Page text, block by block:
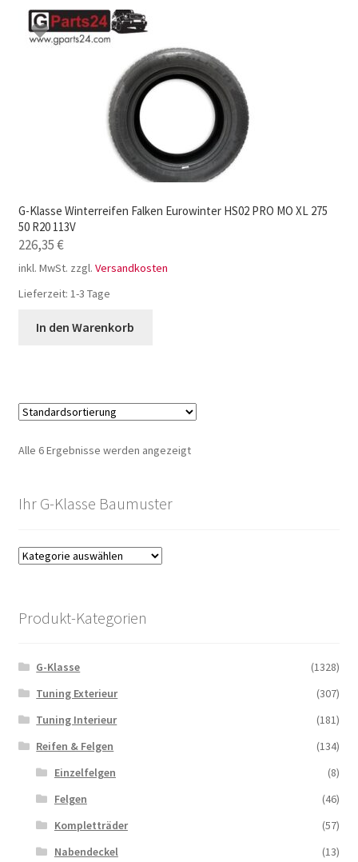
G-Klasse Winterreifen Falken Eurowinter HS02 PRO MO XL 275
50 R20 113V
226,35€
inkl. MwSt. zzgl. Versandkosten
Lieferzeit: 1-3 Tage
In den Warenkorb
Alle 6 Ergebnisse werden angezeigt
Ihr G-Klasse Baumuster
Produkt-Kategorien
G-Klasse
(1328)
Tuning Exterieur
(307)
Tuning Interieur
(181)
Reifen & Felgen
(134)
Einzelfelgen
(8)
Felgen
(46)
Kompletträder
(57)
Nabendeckel
(13)